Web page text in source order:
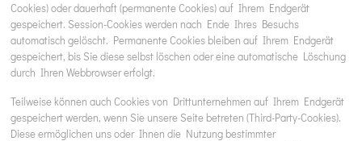
Cookies) oder dauerhaft (permanente Cookies) auf Ihrem Endgerät
gespeichert. Session-Cookies werden nach Ende Ihres Besuchs
automatisch gelöscht. Permanente Cookies bleiben auf Ihrem Endgerät
gespeichert, bis Sie diese selbst löschen oder eine automatische Löschung
durch Ihren Webbrowser erfolgt.
Teilweise können auch Cookies von Drittunternehmen auf Ihrem Endgerät
gespeichert werden, wenn Sie unsere Seite betreten (Third-Party-Cookies).
Diese ermöglichen uns oder Ihnen die Nutzung bestimmter